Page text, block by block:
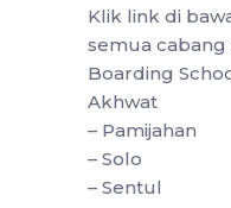
Klik link di
semua
Boarding
Akhwat
– Pamijahan
– Solo
– Sentul